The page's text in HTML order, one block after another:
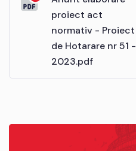
proiect act
normativ - Proiect
de Hotarare nr 51 -
2023.pdf